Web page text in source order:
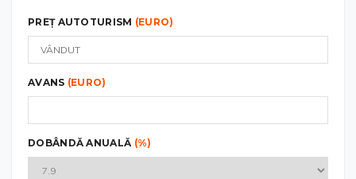
PREȚ AUTOTURISM (EURO)
AVANS (EURO)
DOBÂNDĂ ANUALĂ (%)